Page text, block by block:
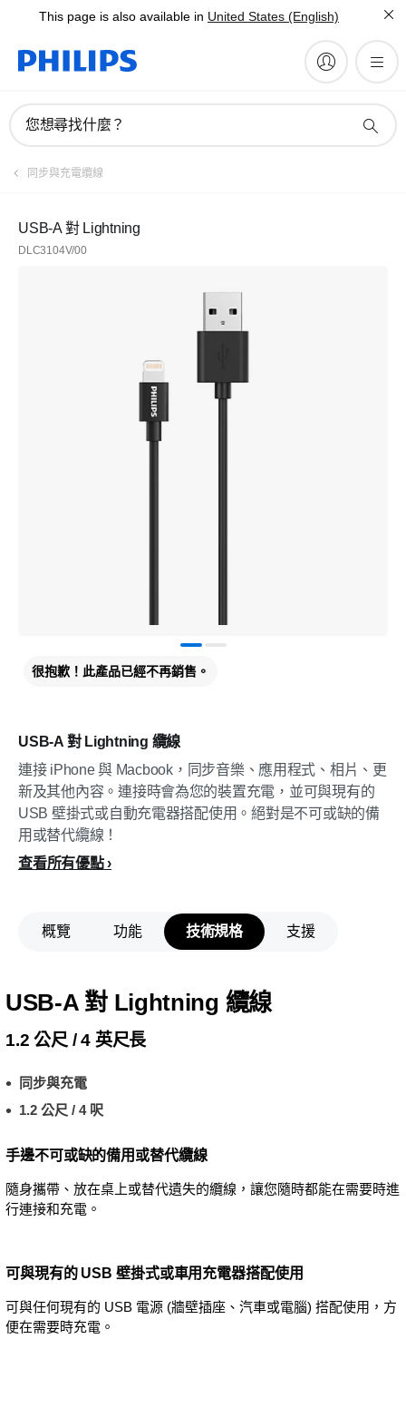
This page is also available in United States (English)
您想尋找什麼？
同步與充電纜線
USB-A 對 Lightning
DLC3104V/00
USB-A 對 Lightning 纜線
連接 iPhone 與 Macbook，同步音樂、應用程式、相片、更
新及其他內容。連接時會為您的裝置充電，並可與現有的
USB 壁掛式或自動充電器搭配使用。絕對是不可或缺的備
用或替代纜線！
查看所有優點
很抱歉！此產品已經不再銷售。
概覽 功能 技術規格 支援
USB-A 對 Lightning 纜線
1.2 公尺 / 4 英尺長
同步與充電
1.2 公尺 / 4 呎
手邊不可或缺的備用或替代纜線
隨身攜帶、放在桌上或替代遺失的纜線，讓您隨時都能在需要時進
行連接和充電。
可與現有的 USB 壁掛式或車用充電器搭配使用
可與任何現有的 USB 電源 (牆壁插座、汽車或電腦) 搭配使用，方
便在需要時充電。